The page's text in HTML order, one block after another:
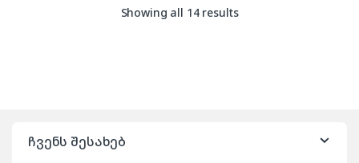
Showing all 14 results
ჩვენს შესახებ